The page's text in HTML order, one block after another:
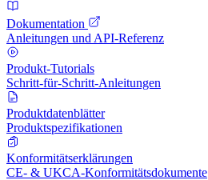
Dokumentation
Anleitungen und API-Referenz
Produkt-Tutorials
Schritt-für-Schritt-Anleitungen
Produktdatenblätter
Produktspezifikationen
Konformitätserklärungen
CE- & UKCA-Konformitätsdokumente